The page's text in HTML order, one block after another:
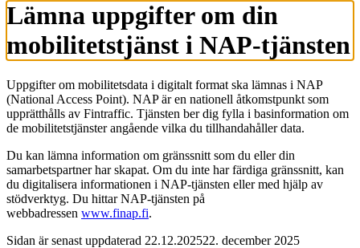
Lämna uppgifter om din
mobilitetstjänst i NAP-tjänsten
Uppgifter om mobilitetsdata i digitalt format ska lämnas i NAP
(National Access Point). NAP är en nationell åtkomstpunkt som
upprätthålls av Fintraffic. Tjänsten ber dig fylla i basinformation om
de mobilitetstjänster angående vilka du tillhandahåller data.
Du kan lämna information om gränssnitt som du eller din
samarbetspartner har skapat. Om du inte har färdiga gränssnitt, kan
du digitalisera informationen i NAP-tjänsten eller med hjälp av
stödverktyg. Du hittar NAP-tjänsten på
webbadressen www.finap.fi.
Sidan är senast uppdaterad 22.12.202522. december 2025